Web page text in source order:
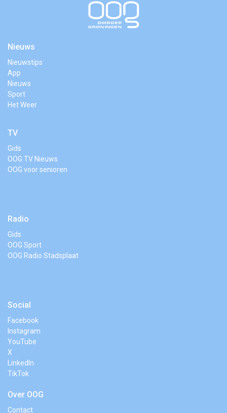
Nieuws
Nieuwstips
App
Nieuws
Sport
Het Weer
TV
Gids
OOG TV Nieuws
OOG voor senioren
Radio
Gids
OOG Sport
OOG Radio Stadsplaat
Social
Facebook
Instagram
YouTube
X
LinkedIn
TikTok
Over OOG
Contact